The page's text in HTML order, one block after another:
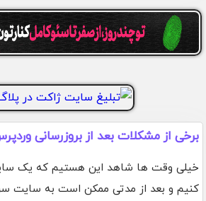
برخی از مشکلات بعد از بروزرسانی
خیلی وقت ها شاهد این هستیم که یک
کنیم و بعد از مدتی ممکن است به سایت